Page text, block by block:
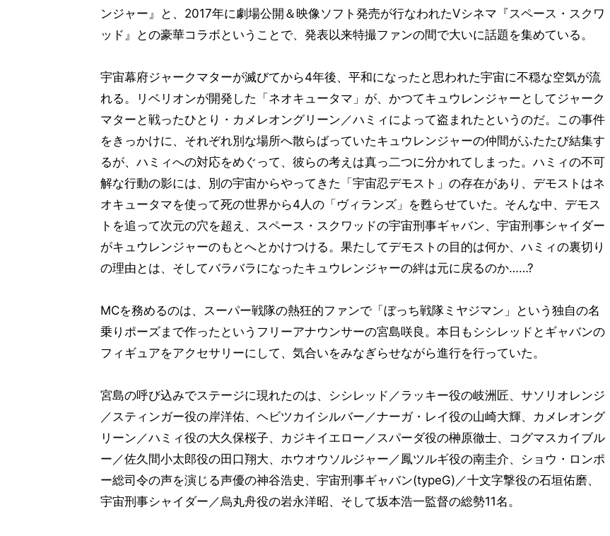
ンジャー』と、2017年に劇場公開＆映像ソフト発売が行なわれたVシネマ『スペース・スクワ
ッド』との豪華コラボということで、発表以来特撮ファンの間で大いに話題を集めている。
宇宙幕府ジャークマターが滅びてから4年後、平和になったと思われた宇宙に不穏な空気が流
れる。リベリオンが開発した「ネオキュータマ」が、かつてキュウレンジャーとしてジャーク
マターと戦ったひとり・カメレオングリーン／ハミィによって盗まれたというのだ。この事件
をきっかけに、それぞれ別な場所へ散らばっていたキュウレンジャーの仲間がふたたび結集す
るが、ハミィへの対応をめぐって、彼らの考えは真っ二つに分かれてしまった。ハミィの不可
解な行動の影には、別の宇宙からやってきた「宇宙忍デモスト」の存在があり、デモストはネ
オキュータマを使って死の世界から4人の「ヴィランズ」を甦らせていた。そんな中、デモス
トを追って次元の穴を超え、スペース・スクワッドの宇宙刑事ギャバン、宇宙刑事シャイダー
がキュウレンジャーのもとへとかけつける。果たしてデモストの目的は何か、ハミィの裏切り
の理由とは、そしてバラバラになったキュウレンジャーの絆は元に戻るのか……?
MCを務めるのは、スーパー戦隊の熱狂的ファンで「ぼっち戦隊ミヤジマン」という独自の名
乗りポーズまで作ったというフリーアナウンサーの宮島咲良。本日もシシレッドとギャバンの
フィギュアをアクセサリーにして、気合いをみなぎらせながら進行を行っていた。
宮島の呼び込みでステージに現れたのは、シシレッド／ラッキー役の岐洲匠、サソリオレンジ
／スティンガー役の岸洋佑、ヘビツカイシルバー／ナーガ・レイ役の山崎大輝、カメレオング
リーン／ハミィ役の大久保桜子、カジキイエロー／スパーダ役の榊原徹士、コグマスカイブル
ー／佐久間小太郎役の田口翔大、ホウオウソルジャー／鳳ツルギ役の南圭介、ショウ・ロンポ
ー総司令の声を演じる声優の神谷浩史、宇宙刑事ギャバン(typeG)／十文字撃役の石垣佑磨、
宇宙刑事シャイダー／烏丸舟役の岩永洋昭、そして坂本浩一監督の総勢11名。